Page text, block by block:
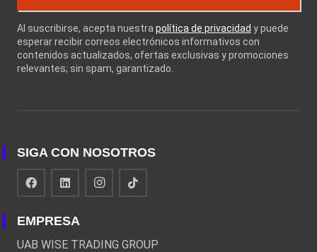
Al suscribirse, acepta nuestra política de privacidad y puede
esperar recibir correos electrónicos informativos con
contenidos actualizados, ofertas exclusivas y promociones
relevantes; sin spam, garantizado.
SIGA CON NOSOTROS
EMPRESA
UAB WISE TRADING GROUP